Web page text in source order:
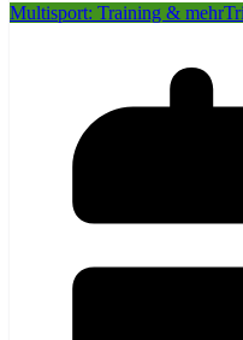
Multisport: Training & mehr